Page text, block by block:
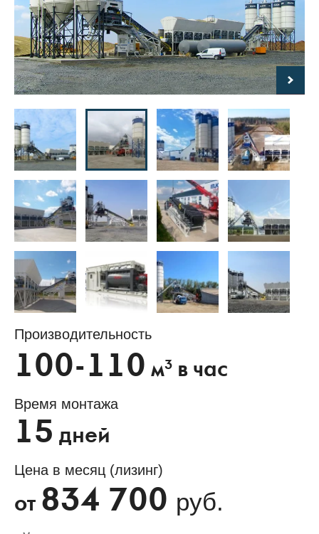
Производительность
100-110 м3 в час
Время монтажа
15 дней
Цена в месяц (лизинг)
от 834 700 руб.